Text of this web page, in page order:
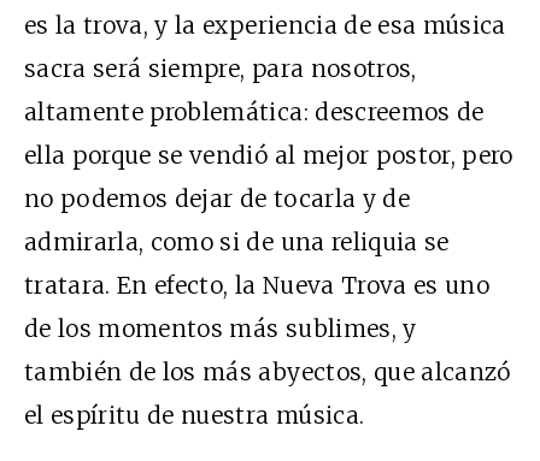
es la trova, y la experiencia de esa música
sacra será siempre, para nosotros,
altamente problemática: descreemos de
ella porque se vendió al mejor postor, pero
no podemos dejar de tocarla y de
admirarla, como si de una reliquia se
tratara. En efecto, la Nueva Trova es uno
de los momentos más sublimes, y
también de los más abyectos, que alcanzó
el espíritu de nuestra música.